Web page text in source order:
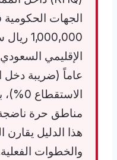
الجهات الحكومية
هذا الدليل يقارن
والخطوات